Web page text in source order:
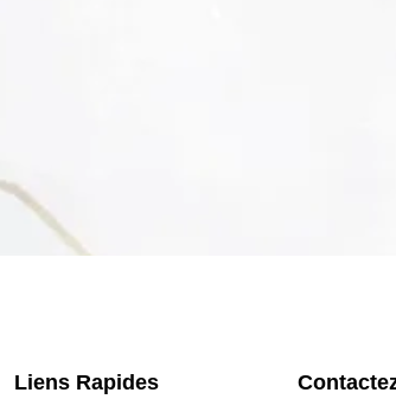
Liens Rapides